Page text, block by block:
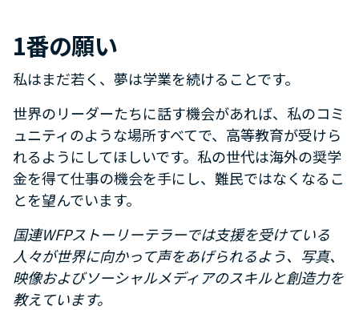
1番の願い
私はまだ若く、夢は学業を続けることです。
世界のリーダーたちに話す機会があれば、私のコミ
ュニティのような場所すべてで、高等教育が受けら
れるようにしてほしいです。私の世代は海外の奨学
金を得て仕事の機会を手にし、難民ではなくなるこ
とを望んでいます。
国連WFPストーリーテラーでは支援を受けている
人々が世界に向かって声をあげられるよう、写真、
映像およびソーシャルメディアのスキルと創造力を
教えています。